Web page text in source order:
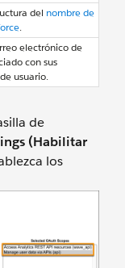
del nombre de
.
electrónico de
con sus
usuario.
de
(Habilitar
los